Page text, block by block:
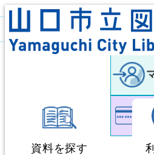
背景
白
資料を探す